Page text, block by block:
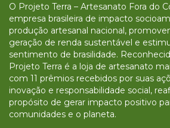
O Projeto Terra – Artesanato Fora do
empresa brasileira de impacto
produção artesanal nacional,
geração de renda sustentável e
sentimento de brasilidade.
Projeto Terra é a loja de artesanato
com 11 prêmios recebidos por suas
inovação e responsabilidade social,
propósito de gerar impacto positivo
comunidades e o planeta.